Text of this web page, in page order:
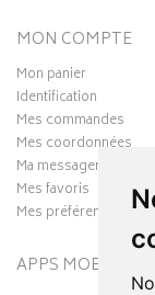
MON COMPTE
Mon panier
Identification
Mes commandes
Mes coordonnées
Ma messagerie
Mes favoris
Mes préférences
APPS MOBILES